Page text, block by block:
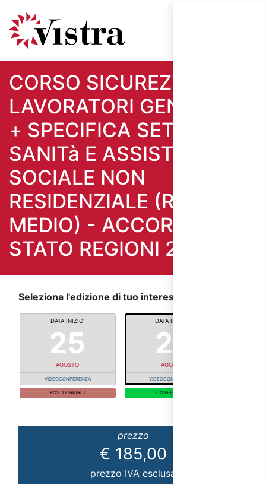
CORSO SICUREZZA
LAVORATORI GENERALE
+ SPECIFICA SETTORE
SANITà E ASSISTENZA
SOCIALE NON
RESIDENZIALE (RISCHIO
MEDIO) - ACCORDO
STATO REGIONI 2025